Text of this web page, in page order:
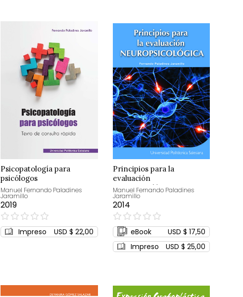
Psicopatología para
psicólogos
Manuel Fernando Paladines
Jaramillo
2019
0%
Impreso USD $ 22,00
Principios para la
evaluación
neuropsicológica
Manuel Fernando Paladines
Jaramillo
2014
0%
eBook
USD $ 17,50
Impreso
USD $ 25,00